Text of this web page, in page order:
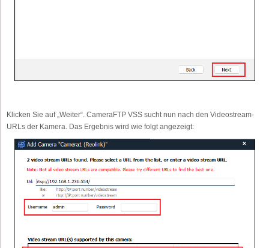
Klicken Sie auf „Weiter“. CameraFTP VSS sucht nun nach den Videostream-
URLs der Kamera. Das Ergebnis wird wie folgt angezeigt: